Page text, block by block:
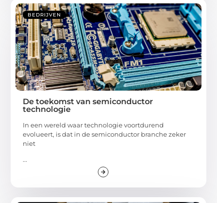
BEDRIJVEN
De toekomst van semiconductor
technologie
In een wereld waar technologie voortdurend
evolueert, is dat in de semiconductor branche zeker
niet
...